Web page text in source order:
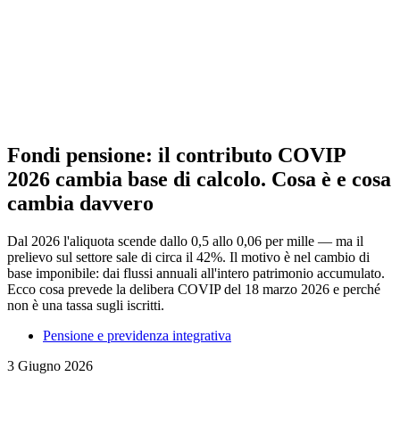
Fondi pensione: il contributo COVIP
2026 cambia base di calcolo. Cosa è e cosa
cambia davvero
Dal 2026 l'aliquota scende dallo 0,5 allo 0,06 per mille — ma il
prelievo sul settore sale di circa il 42%. Il motivo è nel cambio di
base imponibile: dai flussi annuali all'intero patrimonio accumulato.
Ecco cosa prevede la delibera COVIP del 18 marzo 2026 e perché
non è una tassa sugli iscritti.
Pensione e previdenza integrativa
3 Giugno 2026